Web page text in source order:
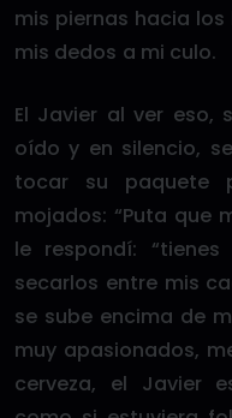
mis piernas hacia
mis dedos a mi culo.
El Javier al ver eso,
oído y en silencio,
tocar su paquete
mojados: “Puta que
le respondí:
secarlos entre mis
se sube encima de
muy apasionados,
cerveza, el Javier